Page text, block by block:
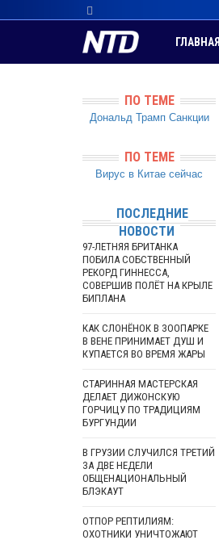
ГЛАВНАЯ
ПО ТЕМЕ
Дональд Трамп Санкции
ПО ТЕМЕ
Вирус в Китае сейчас
ПОСЛЕДНИЕ
НОВОСТИ
97-ЛЕТНЯЯ БРИТАНКА
ПОБИЛА СОБСТВЕННЫЙ
РЕКОРД ГИННЕССА,
СОВЕРШИВ ПОЛЁТ НА КРЫЛЕ
БИПЛАНА
КАК СЛОНЁНОК В ЗООПАРКЕ
В ВЕНЕ ПРИНИМАЕТ ДУШ И
КУПАЕТСЯ ВО ВРЕМЯ ЖАРЫ
СТАРИННАЯ МАСТЕРСКАЯ
ДЕЛАЕТ ДИЖОНСКУЮ
ГОРЧИЦУ ПО ТРАДИЦИЯМ
БУРГУНДИИ
В ГРУЗИИ СЛУЧИЛСЯ ТРЕТИЙ
ЗА ДВЕ НЕДЕЛИ
ОБЩЕНАЦИОНАЛЬНЫЙ
БЛЭКАУТ
ОТПОР РЕПТИЛИЯМ:
ОХОТНИКИ УНИЧТОЖАЮТ